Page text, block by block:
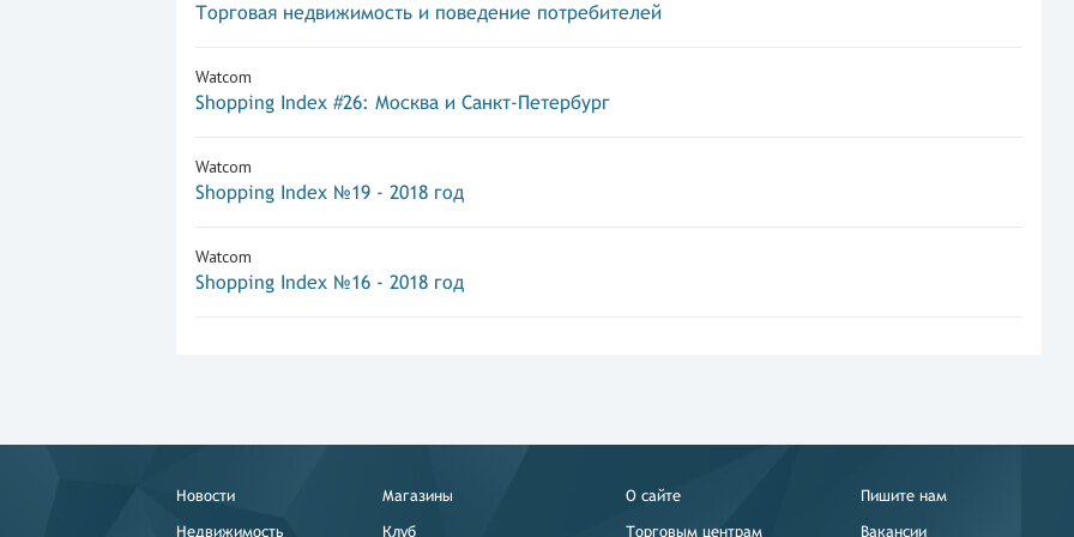
Торговая недвижимость и поведение потребителей
Watcom
Shopping Index #26: Москва и Санкт-Петербург
Watcom
Shopping Index №19 - 2018 год
Watcom
Shopping Index №16 - 2018 год
Новости
Недвижимость
Магазины
Клуб
О сайте
Торговым центрам
Пишите нам
Вакансии